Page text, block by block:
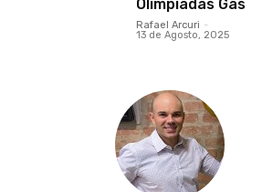
Olimpíadas Gás
Rafael Arcuri -
13 de Agosto, 2025